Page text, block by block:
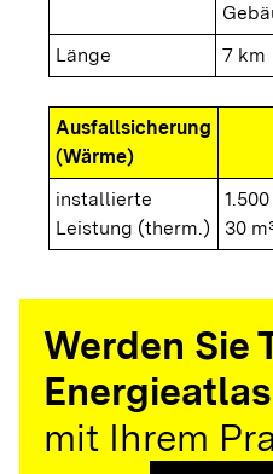
Länge
7 km
Ausfallsicherung
(Wärme)
installierte
Leistung (therm.)
30
Werden Sie
mit Ihrem